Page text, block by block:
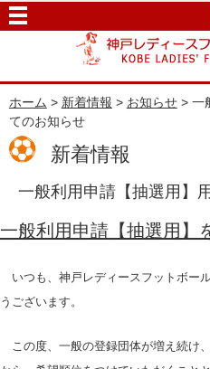
ホーム > 新着情報 > お知らせ> 一
てのお知らせ
新着情報
一般利用申請【抽選用】
一般利用申請【抽選用】
いつも、神戸レディースフットボー
うございます。
この度、一般の登録団体が増え続け